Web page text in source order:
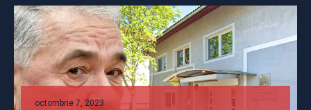
octombrie 7, 2023